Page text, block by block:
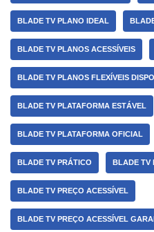
BLADE TV PLANO IDEAL
BLADE TV PLANOS ACESSÍVEIS
BLADE TV PLANOS FLEXÍVEIS
BLADE TV PLATAFORMA ESTÁVEL
BLADE TV PLATAFORMA OFICIAL
BLADE TV PRÁTICO BLADE TV
BLADE TV PREÇO ACESSÍVEL
BLADE TV PREÇO ACESSÍVEL